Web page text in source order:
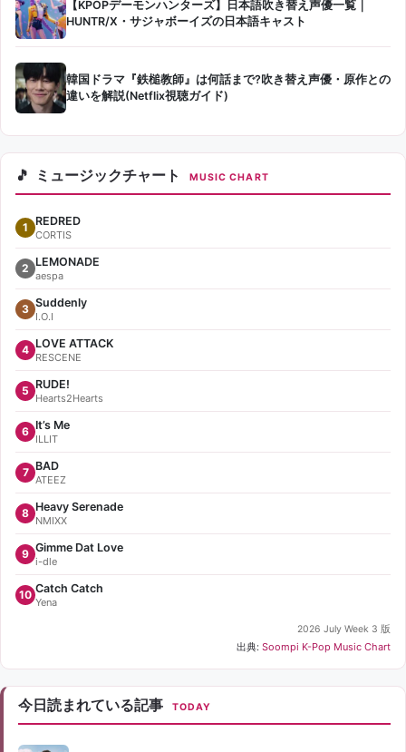
【KPOPデーモンハンターズ】日本語吹き替え声優一覧｜
HUNTR/X・サジャボーイズの日本語キャスト
韓国ドラマ『鉄槌教師』は何話まで?吹き替え声優・原作との
違いを解説(Netflix視聴ガイド)
ミュージックチャート MUSIC CHART
1 REDRED
CORTIS
2 LEMONADE
aespa
3 Suddenly
I.O.I
4 LOVE ATTACK
RESCENE
5 RUDE!
Hearts2Hearts
6 It’s Me
ILLIT
7 BAD
ATEEZ
8 Heavy Serenade
NMIXX
9 Gimme Dat Love
i-dle
10 Catch Catch
Yena
2026 July Week 3 版
出典: Soompi K-Pop Music Chart
今日読まれている記事 TODAY